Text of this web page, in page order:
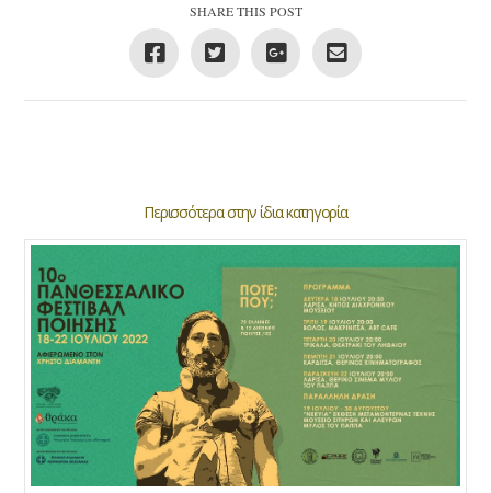
SHARE THIS POST
Περισσότερα στην ίδια κατηγορία